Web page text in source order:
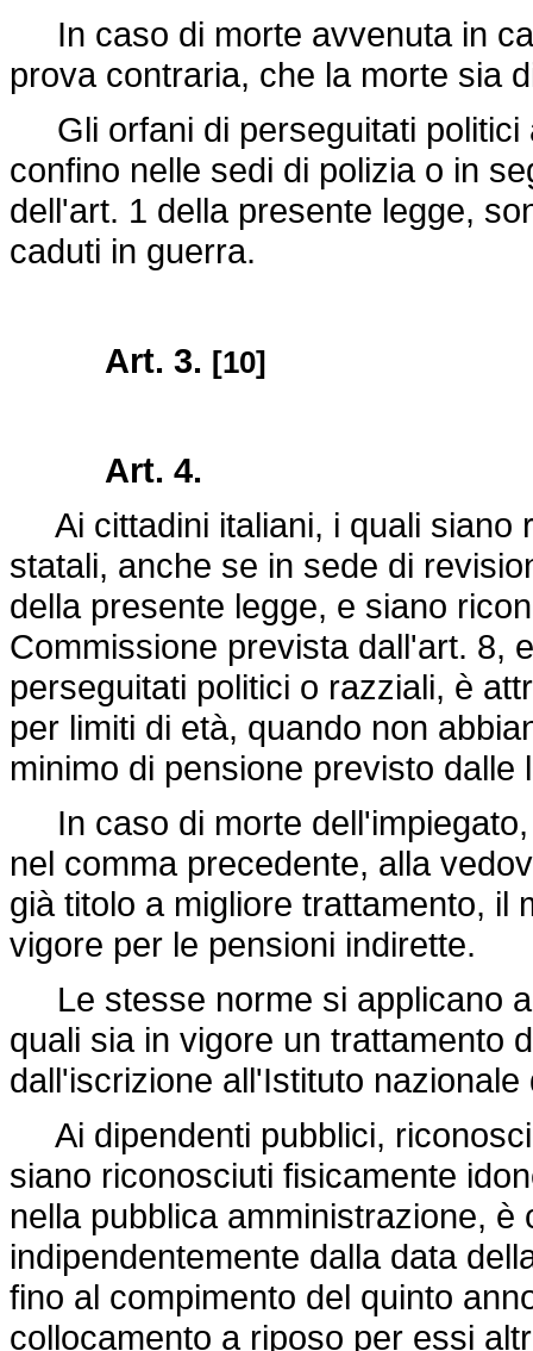
In caso di morte avvenuta in
prova contraria, che la morte sia
Gli orfani di perseguitati politici
confino nelle sedi di polizia o in
dell'art. 1 della presente legge,
caduti in guerra.
Art. 3. [10]
Art. 4.
Ai cittadini italiani, i quali siano
statali, anche se in sede di
della presente legge, e siano
Commissione prevista dall'art. 8,
perseguitati politici o razziali, è
per limiti di età, quando non
minimo di pensione previsto dalle
In caso di morte dell'impiegato,
nel comma precedente, alla
già titolo a migliore trattamento, il
vigore per le pensioni indirette.
Le stesse norme si applicano
quali sia in vigore un trattamento
dall'iscrizione all'Istituto
Ai dipendenti pubblici,
siano riconosciuti fisicamente
nella pubblica amministrazione,
indipendentemente dalla data
fino al compimento del quinto
collocamento a riposo per essi